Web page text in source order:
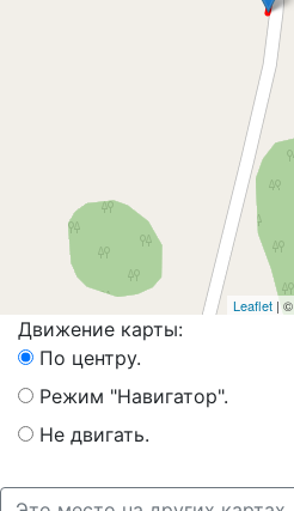
Leaflet | ©
Движение карты:
По центру.
Режим "Навигатор".
Не двигать.